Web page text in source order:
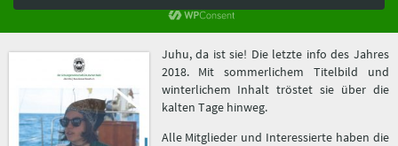
Juhu, da ist sie! Die letzte info des Jahres
2018. Mit sommerlichem Titelbild und
winterlichem Inhalt tröstet sie über die
kalten Tage hinweg.
Alle Mitglieder und Interessierte haben die